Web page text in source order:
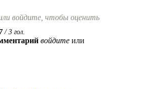
войдите, чтобы оценить
/ 3 гол.
войдите или